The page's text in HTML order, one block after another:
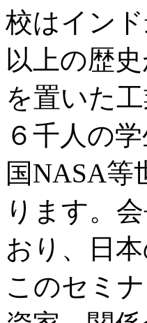
校はイン
以上の歴
を置いた
６千人の
国NASA等
ります。
おり、日
このセミ